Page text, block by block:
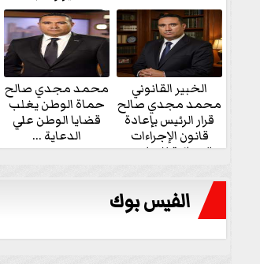
الخبير القانوني
محمد مجدي صالح
قرار الرئيس بإعادة
قانون الإجراءات
الجنائية للنواب...
محمد مجدي صالح
حماة الوطن يغلب
قضايا الوطن علي
الدعاية ...
الفيس بوك